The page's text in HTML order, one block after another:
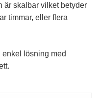
är skalbar vilket betyder
timmar, eller flera
lösning med